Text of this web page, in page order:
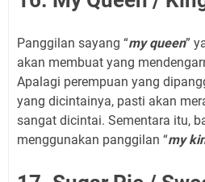
Panggilan sayang “my queen”
akan membuat yang
Apalagi perempuan yang
yang dicintainya, pasti akan
sangat dicintai. Sementara itu,
menggunakan panggilan “my